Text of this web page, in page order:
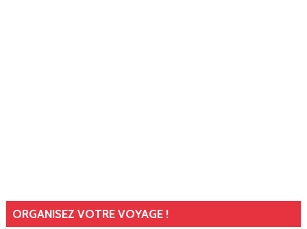
ORGANISEZ VOTRE VOYAGE !